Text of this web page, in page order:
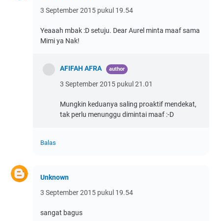
3 September 2015 pukul 19.54
Yeaaah mbak :D setuju. Dear Aurel minta maaf sama
Mimi ya Nak!
AFIFAH AFRA
3 September 2015 pukul 21.01
Mungkin keduanya saling proaktif mendekat,
tak perlu menunggu dimintai maaf :-D
Balas
Unknown
3 September 2015 pukul 19.54
sangat bagus